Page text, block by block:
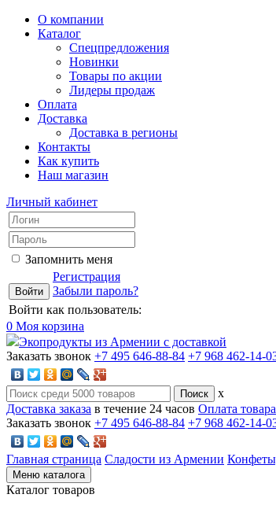
О компании
Каталог
Спецпредложения
Новинки
Товары по акции
Лидеры продаж
Оплата
Доставка
Доставка в регионы
Контакты
Как купить
Наш магазин
Личный кабинет
Запомнить меня
Регистрация
Забыли пароль?
Войти как пользователь:
0 Моя корзина
Экопродукты из Армении с доставкой
Заказать звонок +7 495 646-88-84 +7 968 462-14-
x
Доставка заказа в течение 24 часов Оплата товара
Заказать звонок +7 495 646-88-84 +7 968 462-14-
Главная страница Сладости из Армении
Меню каталога
Каталог товаров